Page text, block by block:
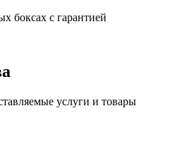
боксах с гарантией
услуги и товары